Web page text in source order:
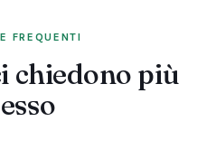
FREQUENTI
chiedono più